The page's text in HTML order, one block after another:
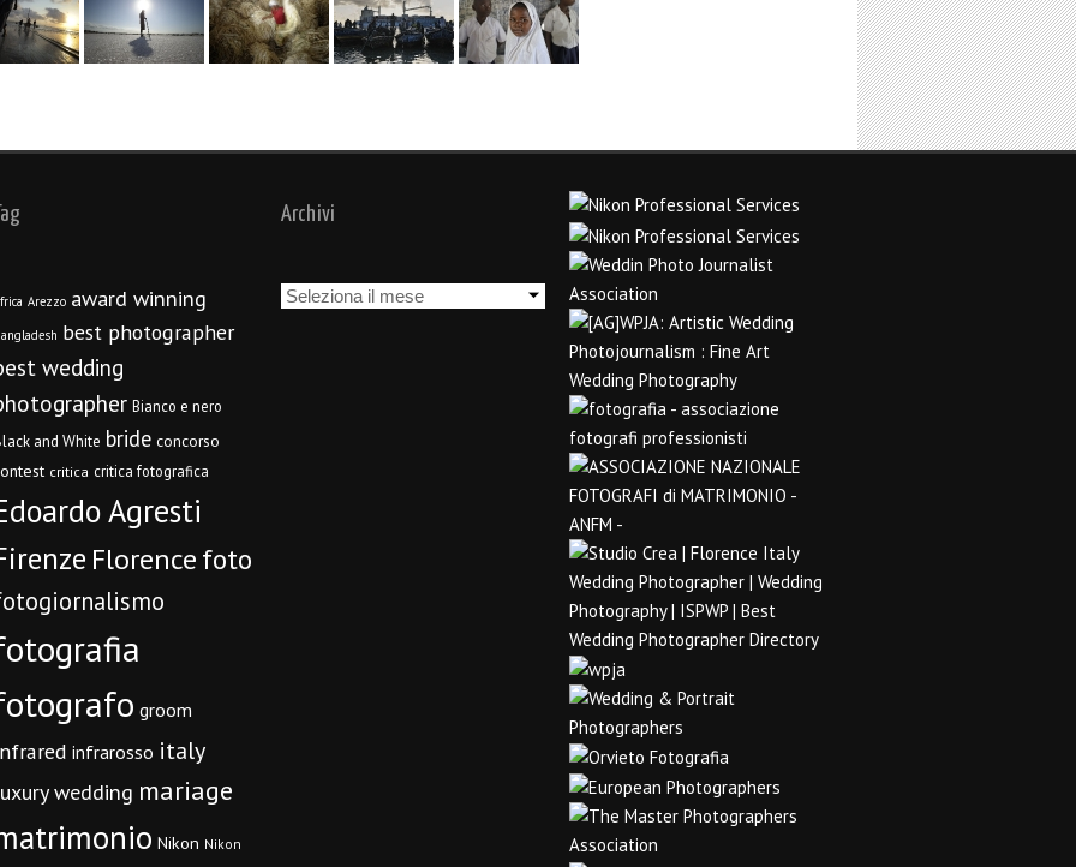
Arezzo award winning
best photographer
wedding
Bianco e nero
and White bride concorso
critica critica fotografica
Agresti
Florencefoto
groom
infrarosso italy
wedding mariage
Nikon Nikon
Archivi
Archivi